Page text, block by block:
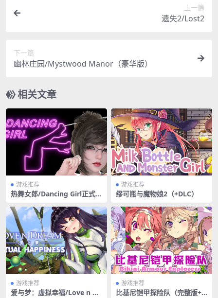
上一篇
遗失2/Lost2
下一篇
幽林庄园/Mystwood Manor（豪华版）
相关文章
游戏推荐
热舞女郎/Dancing Girl正式版
游戏推荐
缪可瓶与魔物娘2（+DLC）
游戏推荐
爱与梦：虚拟幸福/Love n Dr
游戏推荐
比基尼铠甲探险队（完整版+D